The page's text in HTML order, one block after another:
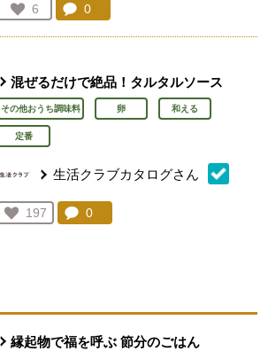
お気に入り登録：
6
人が登録
コメント：
0
混ぜるだけで絶品！タルタルソース
その他おうち調味料 卵 和える
定番
生活クラブカタログさん
お気に入り登録：
197
人が登録
コメント：
0
縁起物で福を呼ぶ 節分のごはん